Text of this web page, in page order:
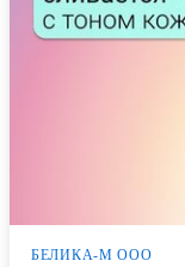
БЕЛИКА-М ООО